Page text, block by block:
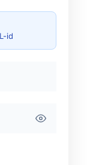
id